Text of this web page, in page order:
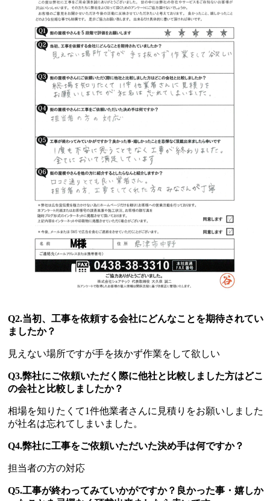
Q2.当初、工事を依頼する会社にどんなことを期待されてい
ましたか？
見えない場所ですが手を抜かず作業をして欲しい
Q3.弊社にご依頼いただく際に他社と比較しました方はどこ
の会社と比較しましたか？
相場を知りたくて1件他業者さんに見積りをお願いしました
が社名は忘れてしまいました。
Q4.弊社に工事をご依頼いただいた決め手は何ですか？
担当者の方の対応
Q5.工事が終わってみていかがですか？良かった事・嬉しか